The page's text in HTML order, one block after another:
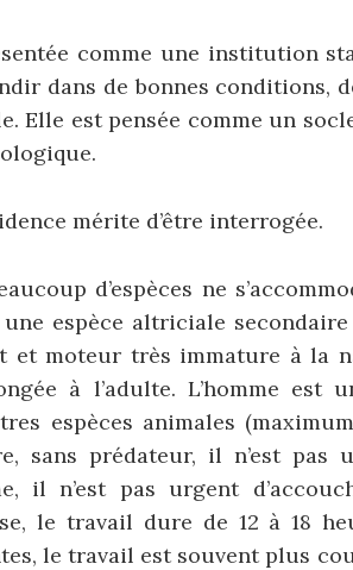
comme une institution
dans de bonnes conditions,
Elle est pensée comme un
mérite d’être interrogée.
d’espèces ne
une espèce altriciale
et moteur très immature à la
à l’adulte. L’homme est
espèces animales
sans prédateur, il n’est
il n’est pas urgent
le travail dure de 12 à 18
le travail est souvent plus